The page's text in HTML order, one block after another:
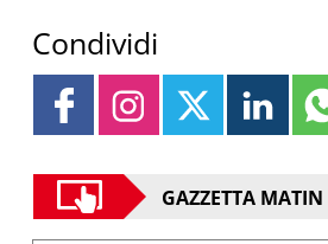
Condividi
GAZZETTA MATIN